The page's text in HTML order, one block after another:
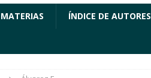
MATERIAS ÍNDICE DE AUTORES